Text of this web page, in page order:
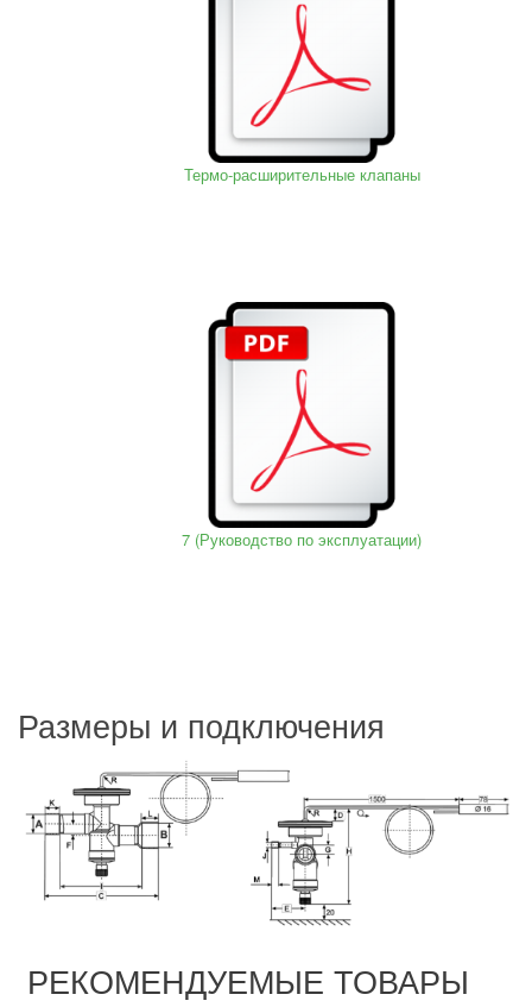
Термо-расширительные клапаны
7 (Руководство по эксплуатации)
Размеры и подключения
РЕКОМЕНДУЕМЫЕ ТОВАРЫ